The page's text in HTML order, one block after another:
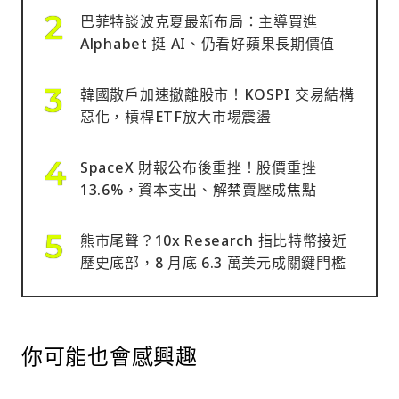
巴菲特談波克夏最新布局：主導買進
Alphabet 挺 AI、仍看好蘋果長期價值
韓國散戶加速撤離股市！KOSPI 交易結構
惡化，槓桿ETF放大市場震盪
SpaceX 財報公布後重挫！股價重挫
13.6%，資本支出、解禁賣壓成焦點
熊市尾聲？10x Research 指比特幣接近
歷史底部，8 月底 6.3 萬美元成關鍵門檻
你可能也會感興趣